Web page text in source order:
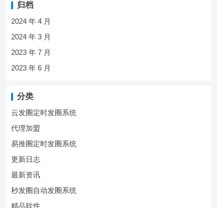
归档
2024 年 4 月
2024 年 3 月
2023 年 7 月
2023 年 6 月
分类
云发圈定时发圈系统
代理加盟
易推圈定时发圈系统
更新日志
最新资讯
秒发圈自动发圈系统
精品软件